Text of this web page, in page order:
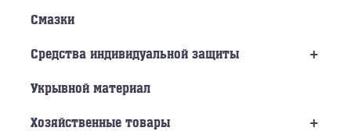
Смазки
+
Средства индивидуальной защиты
Укрывной материал
+
Хозяйственные товары